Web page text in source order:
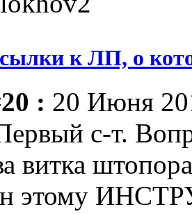
к ЛП, о
: 20 Июня
с-т.
витка
этому